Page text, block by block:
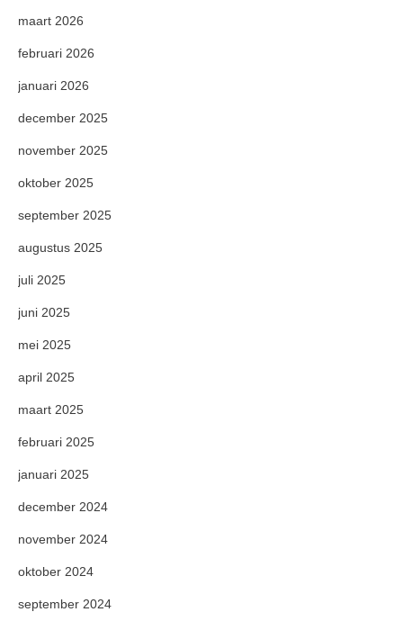
maart 2026
februari 2026
januari 2026
december 2025
november 2025
oktober 2025
september 2025
augustus 2025
juli 2025
juni 2025
mei 2025
april 2025
maart 2025
februari 2025
januari 2025
december 2024
november 2024
oktober 2024
september 2024